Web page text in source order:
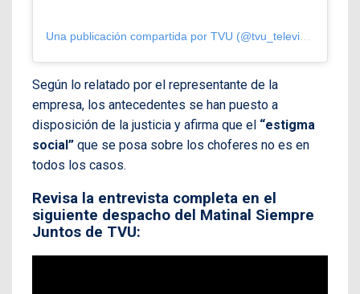
Según lo relatado por el representante de la
empresa, los antecedentes se han puesto a
disposición de la justicia y afirma que el “estigma
social” que se posa sobre los choferes no es en
todos los casos.
Revisa la entrevista completa en el
siguiente despacho del Matinal Siempre
Juntos de TVU: